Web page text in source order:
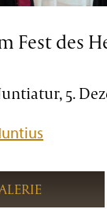
Fest des
5.